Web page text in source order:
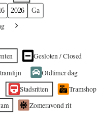
Volgende
Gesloten / Closed
Oldtimer dag
Stadsritten Tramshop
Zomeravond rit